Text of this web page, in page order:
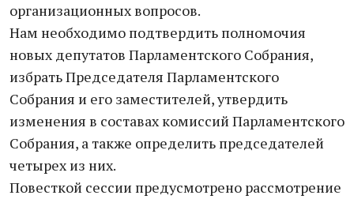
организационных вопросов.
Нам необходимо подтвердить полномочия
новых депутатов Парламентского Собрания,
избрать Председателя Парламентского
Собрания и его заместителей, утвердить
изменения в составах комиссий Парламентского
Собрания, а также определить председателей
четырех из них.
Повесткой сессии предусмотрено рассмотрение